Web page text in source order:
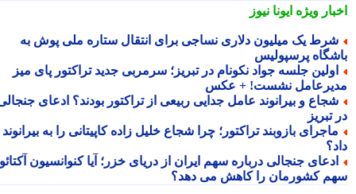
ویژهایونا نیوز
یک میلیون دلاری نساجی برای انتقال ستاره ملی پوش به
پرسپولیس
جلسه جواد نکونام در تبریز؛ سرمربی جدید تراکتور پای میز
نشست! + عکس
و بیرانوند عامل جدایی ربیعی از تراکتور بودند؟ ادعای جنجالی
تبریز
بازوبند تراکتور؛ چرا شجاع خلیل زاده کاپیتانی را به بیرانوند
جنجالی درباره سهم ایران از دریای خزر؛ آیا کنوانسیون آکتائو
کشورمان را کاهش می دهد؟